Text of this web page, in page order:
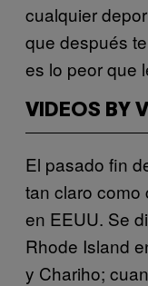
cualquier
que después
es lo peor que
VIDEOS BY
El pasado fin
tan claro como
en EEUU. Se
Rhode Island
y Chariho;